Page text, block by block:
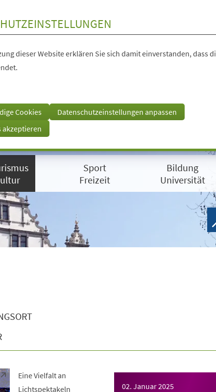
dieser Website erklären Sie sich damit einverstanden, dass
Cookies
Datenschutzeinstellungen anpassen
akzeptieren
Sport
Freizeit
Bildung
Universität
02. Januar 2025
Eine Vielfalt an
Lichtspektakeln